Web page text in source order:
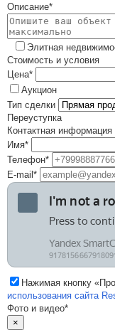
Описание*
Элитная
Стоимость и условия
Цена*
Аукцион
Тип сделки
Переуступка
Контактная информация
Имя*
Телефон*
E-mail*
Нажимая кнопку
использования сайта
Фото и видео*
×